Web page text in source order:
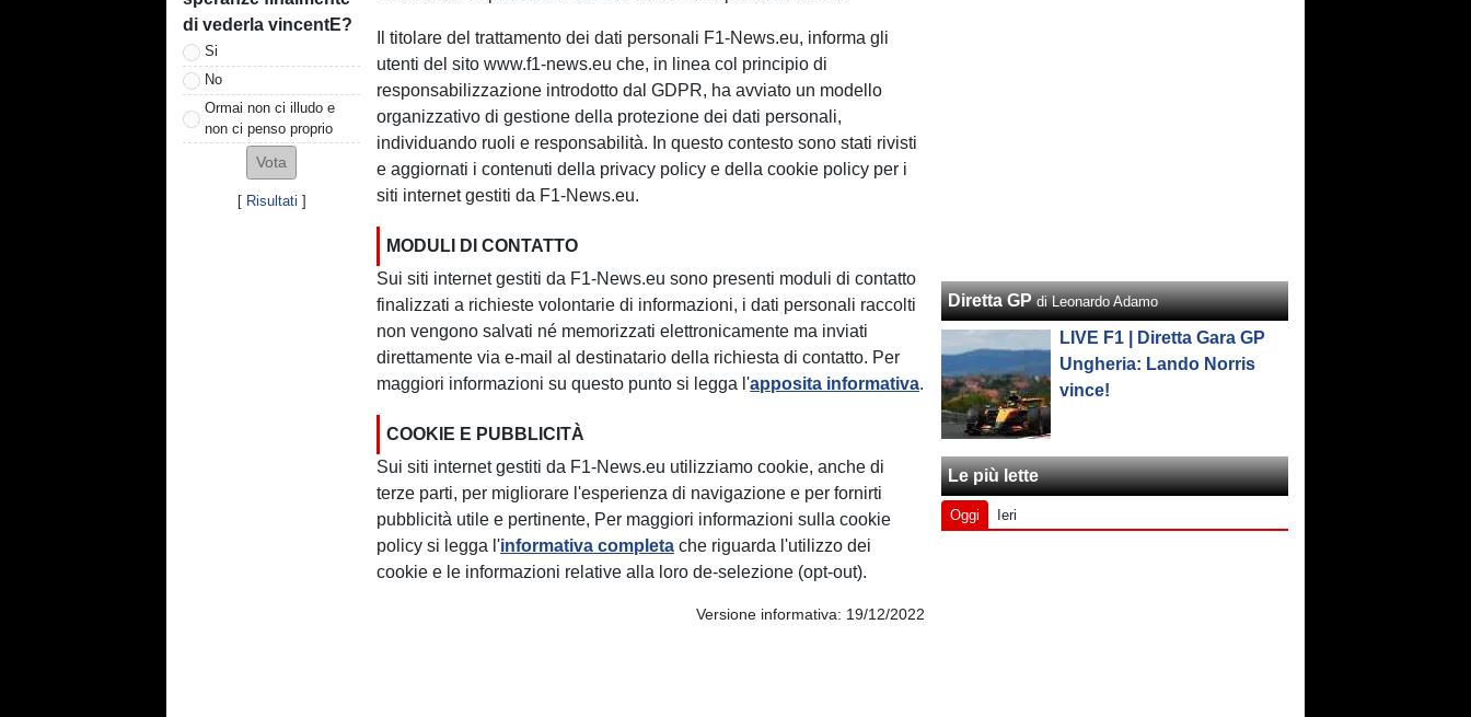
di vederla vincentE?
Si
No
Ormai non ci illudo e
non ci penso proprio
[ Risultati ]
Il titolare del trattamento dei dati personali F1-News.eu, informa gli
utenti del sito www.f1-news.eu che, in linea col principio di
responsabilizzazione introdotto dal GDPR, ha avviato un modello
organizzativo di gestione della protezione dei dati personali,
individuando ruoli e responsabilità. In questo contesto sono stati rivisti
e aggiornati i contenuti della privacy policy e della cookie policy per i
siti internet gestiti da F1-News.eu.
MODULI DI CONTATTO
Sui siti internet gestiti da F1-News.eu sono presenti moduli di contatto
finalizzati a richieste volontarie di informazioni, i dati personali raccolti
non vengono salvati né memorizzati elettronicamente ma inviati
direttamente via e-mail al destinatario della richiesta di contatto. Per
maggiori informazioni su questo punto si legga l'apposita informativa.
COOKIE E PUBBLICITÀ
Sui siti internet gestiti da F1-News.eu utilizziamo cookie, anche di
terze parti, per migliorare l'esperienza di navigazione e per fornirti
pubblicità utile e pertinente, Per maggiori informazioni sulla cookie
policy si legga l'informativa completa che riguarda l'utilizzo dei
cookie e le informazioni relative alla loro de-selezione (opt-out).
Versione informativa: 19/12/2022
Diretta GP di Leonardo Adamo
LIVE F1 | Diretta Gara GP
Ungheria: Lando Norris
vince!
Le più lette
Oggi Ieri